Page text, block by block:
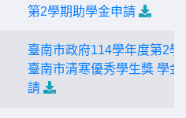
第2學期助學金申請
臺南市政府114學年度第2學
臺南市清寒優秀學生獎 學金
請